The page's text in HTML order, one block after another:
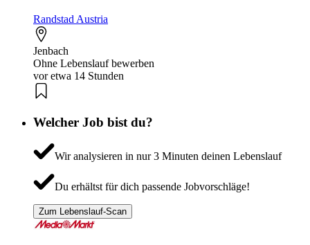
Randstad Austria
Jenbach
Ohne Lebenslauf bewerben
vor etwa 14 Stunden
Welcher Job bist du?
Wir analysieren in nur 3 Minuten deinen Lebenslauf
Du erhältst für dich passende Jobvorschläge!
Zum Lebenslauf-Scan